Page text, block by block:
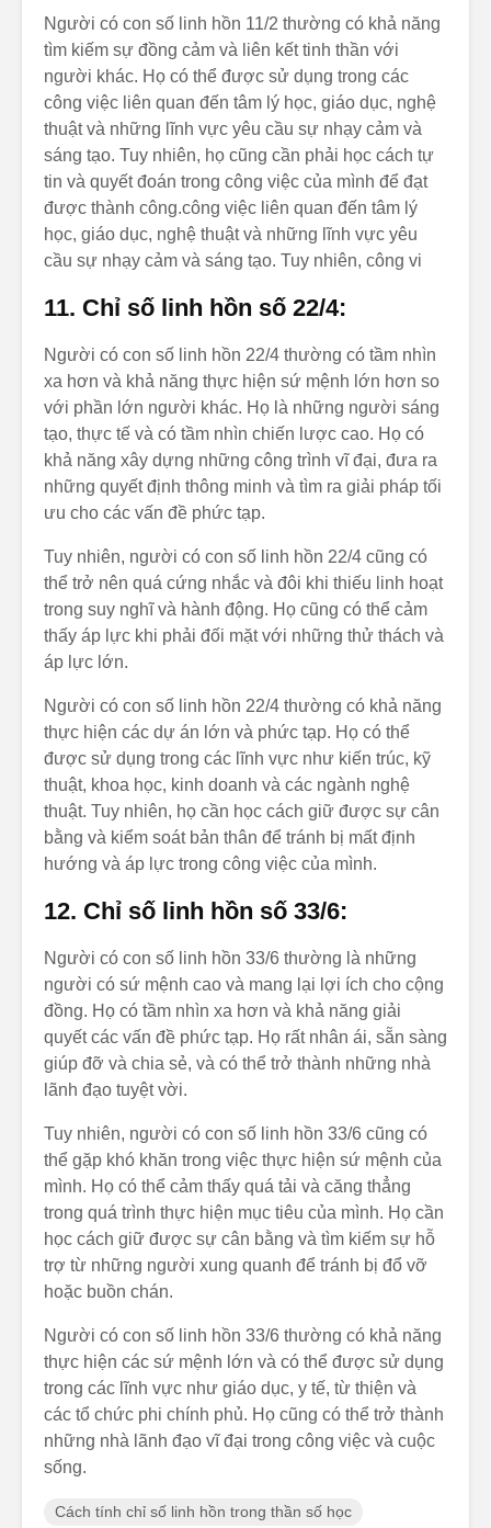
Người có con số linh hồn 11/2 thường có khả năng
tìm kiếm sự đồng cảm và liên kết tinh thần với
người khác. Họ có thể được sử dụng trong các
công việc liên quan đến tâm lý học, giáo dục, nghệ
thuật và những lĩnh vực yêu cầu sự nhạy cảm và
sáng tạo. Tuy nhiên, họ cũng cần phải học cách tự
tin và quyết đoán trong công việc của mình để đạt
được thành công.công việc liên quan đến tâm lý
học, giáo dục, nghệ thuật và những lĩnh vực yêu
cầu sự nhạy cảm và sáng tạo. Tuy nhiên, công vi
11. Chỉ số linh hồn số 22/4:
Người có con số linh hồn 22/4 thường có tầm nhìn
xa hơn và khả năng thực hiện sứ mệnh lớn hơn so
với phần lớn người khác. Họ là những người sáng
tạo, thực tế và có tầm nhìn chiến lược cao. Họ có
khả năng xây dựng những công trình vĩ đại, đưa ra
những quyết định thông minh và tìm ra giải pháp tối
ưu cho các vấn đề phức tạp.
Tuy nhiên, người có con số linh hồn 22/4 cũng có
thể trở nên quá cứng nhắc và đôi khi thiếu linh hoạt
trong suy nghĩ và hành động. Họ cũng có thể cảm
thấy áp lực khi phải đối mặt với những thử thách và
áp lực lớn.
Người có con số linh hồn 22/4 thường có khả năng
thực hiện các dự án lớn và phức tạp. Họ có thể
được sử dụng trong các lĩnh vực như kiến trúc, kỹ
thuật, khoa học, kinh doanh và các ngành nghệ
thuật. Tuy nhiên, họ cần học cách giữ được sự cân
bằng và kiểm soát bản thân để tránh bị mất định
hướng và áp lực trong công việc của mình.
12. Chỉ số linh hồn số 33/6:
Người có con số linh hồn 33/6 thường là những
người có sứ mệnh cao và mang lại lợi ích cho cộng
đồng. Họ có tầm nhìn xa hơn và khả năng giải
quyết các vấn đề phức tạp. Họ rất nhân ái, sẵn sàng
giúp đỡ và chia sẻ, và có thể trở thành những nhà
lãnh đạo tuyệt vời.
Tuy nhiên, người có con số linh hồn 33/6 cũng có
thể gặp khó khăn trong việc thực hiện sứ mệnh của
mình. Họ có thể cảm thấy quá tải và căng thẳng
trong quá trình thực hiện mục tiêu của mình. Họ cần
học cách giữ được sự cân bằng và tìm kiếm sự hỗ
trợ từ những người xung quanh để tránh bị đổ vỡ
hoặc buồn chán.
Người có con số linh hồn 33/6 thường có khả năng
thực hiện các sứ mệnh lớn và có thể được sử dụng
trong các lĩnh vực như giáo dục, y tế, từ thiện và
các tổ chức phi chính phủ. Họ cũng có thể trở thành
những nhà lãnh đạo vĩ đại trong công việc và cuộc
sống.
Cách tính chỉ số linh hồn trong thần số học